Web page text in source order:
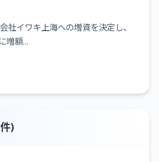
社イワキ上海への増資を決定し、
増額...
)